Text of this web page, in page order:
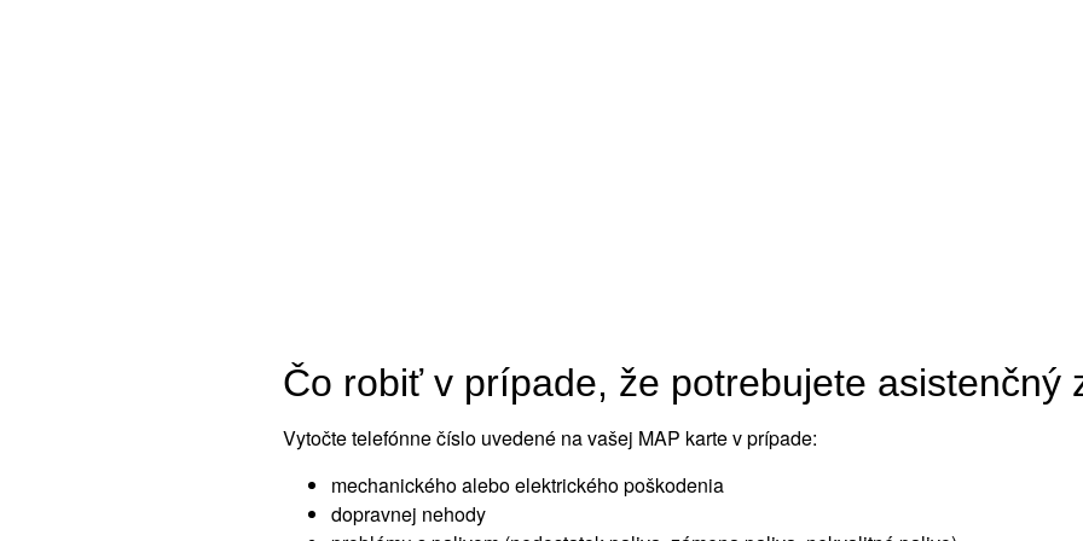
Čo robiť v prípade, že potrebujete asistenčný
Vytočte telefónne číslo uvedené na vašej MAP karte v prípade:
mechanického alebo elektrického poškodenia
dopravnej nehody